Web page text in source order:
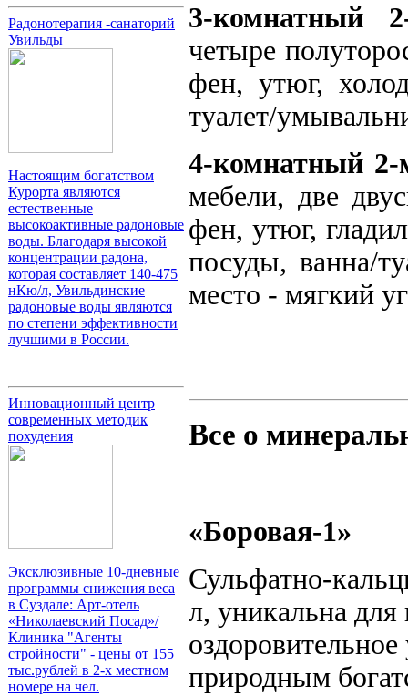
Радонотерапия -санаторий
Увильды
Настоящим богатством
Курорта являются
естественные
высокоактивные радоновые
воды. Благодаря высокой
концентрации радона,
которая составляет 140-475
нКю/л, Увильдинские
радоновые воды являются
по степени эффективности
лучшими в России.
Инновационный центр
современных методик
похудения
Эксклюзивные 10-дневные
программы снижения веса
в Суздале: Арт-отель
«Николаевский Посад»/
Клиника "Агенты
стройности" - цены от 155
тыс.рублей в 2-х местном
номере на чел.
3-комнатный
четыре
фен, утюг,
туалет/
4-комнатный
мебели, две
фен, утюг,
посуды, ванна/
место - мягкий
Все о
«Боровая-1»
Сульфатно-
л, уникальна
природным